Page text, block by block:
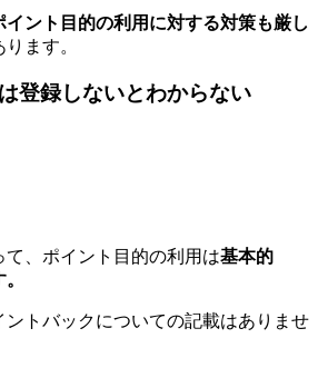
イント目的の利用に対する対策も厳し
ます。
登録しないとわからない
、ポイント目的の利用は基本的
ントバックについての記載はありませ